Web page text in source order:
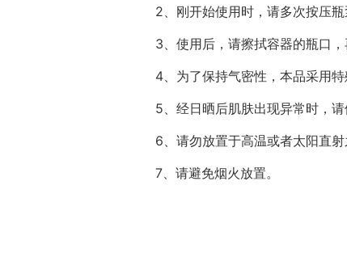
2、刚开始使用时，请多次按压瓶
3、使用后，请擦拭容器的瓶口，
4、为了保持气密性，本品采用
5、经日晒后肌肤出现异常时，请
6、请勿放置于高温或者太阳直射
7、请避免烟火放置。